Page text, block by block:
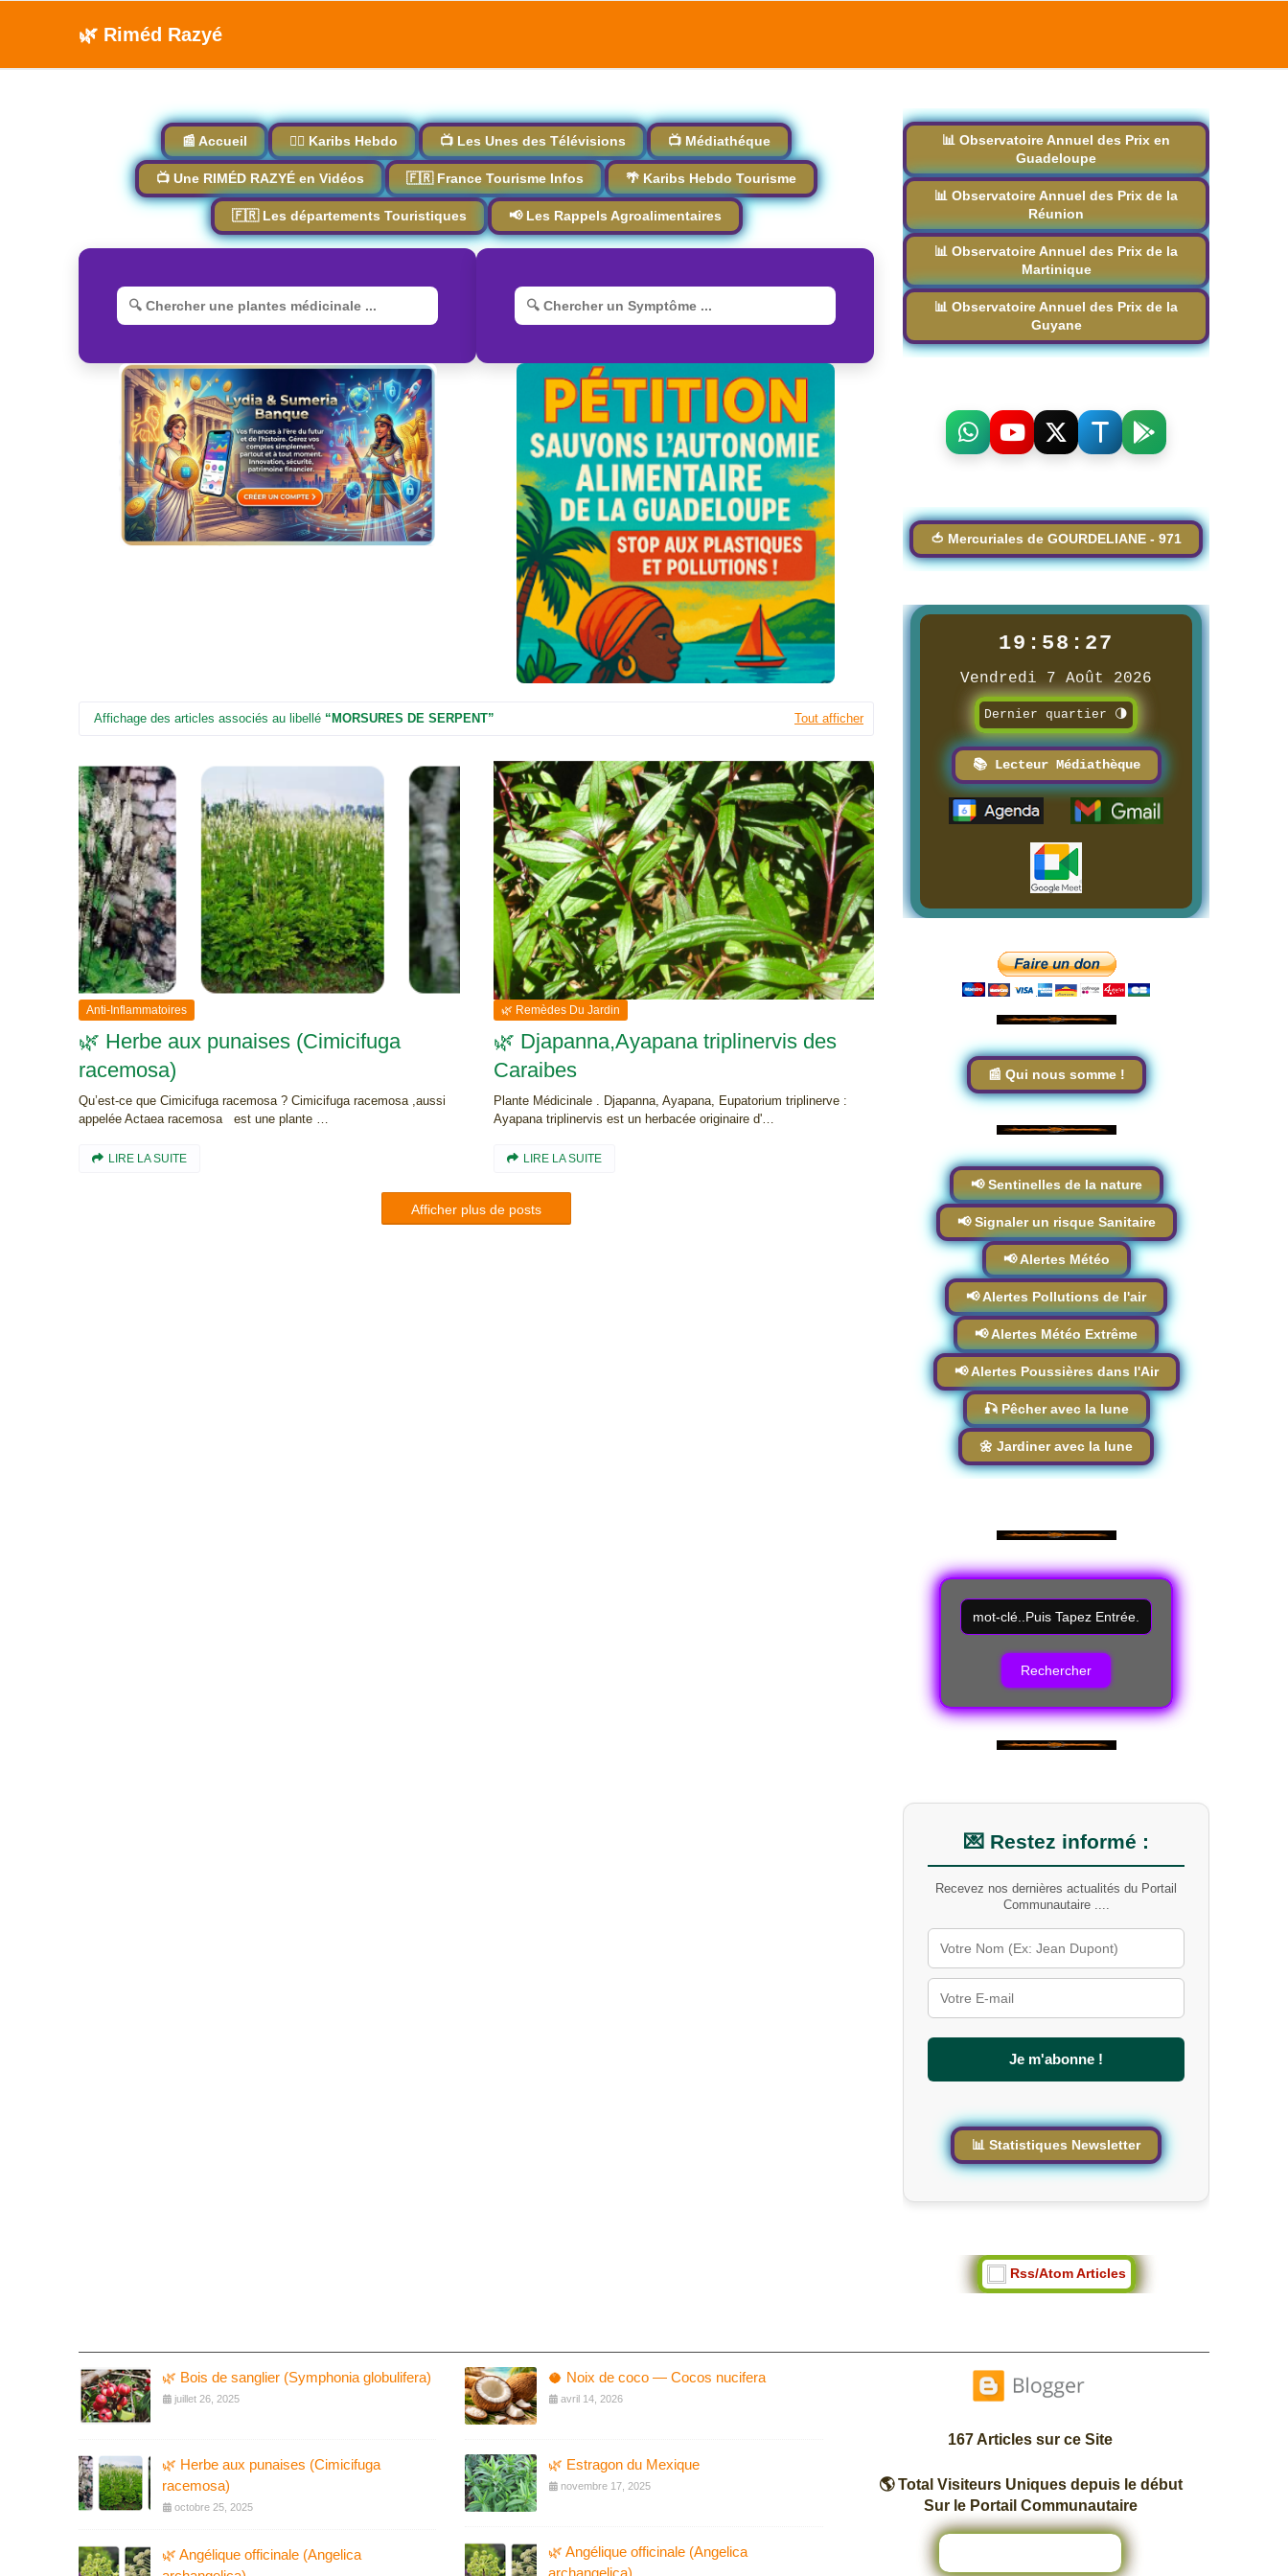
🌿 Riméd Razyé
📰 Accueil 🏴‍☠️ Karibs Hebdo 📺 Les Unes des Télévisions 📺 Médiathéque
📺 Une RIMÉD RAZYÉ en Vidéos 🇫🇷 France Tourisme Infos 🌴 Karibs Hebdo Tourisme
🇫🇷 Les départements Touristiques 📢 Les Rappels Agroalimentaires
Affichage des articles associés au libellé MORSURES DE SERPENT Tout afficher
Anti-Inflammatoires
🌿 Herbe aux punaises (Cimicifuga
racemosa)
Qu’est-ce que Cimicifuga racemosa ? Cimicifuga racemosa ,aussi
appelée Actaea racemosa est une plante …
LIRE LA SUITE
🌿 Remèdes Du Jardin
🌿 Djapanna,Ayapana triplinervis des
Caraibes
Plante Médicinale . Djapanna, Ayapana, Eupatorium triplinerve :
Ayapana triplinervis est un herbacée originaire d'…
LIRE LA SUITE
Afficher plus de posts
📊 Observatoire Annuel des Prix en
Guadeloupe
📊 Observatoire Annuel des Prix de la
Réunion
📊 Observatoire Annuel des Prix de la
Martinique
📊 Observatoire Annuel des Prix de la
Guyane
🍅 Mercuriales de GOURDELIANE - 971
19:58:28
Vendredi 7 Août 2026
Dernier quartier 🌗
📚 Lecteur Médiathèque
📰 Qui nous somme !
📢 Sentinelles de la nature
📢 Signaler un risque Sanitaire
📢 Alertes Météo
📢 Alertes Pollutions de l'air
📢 Alertes Météo Extrême
📢 Alertes Poussières dans l'Air
🎣 Pêcher avec la lune
🌼 Jardiner avec la lune
💌 Restez informé :
Recevez nos dernières actualités du Portail
Communautaire ....
Je m'abonne !
📊 Statistiques Newsletter
Rss/Atom Articles
🌿 Bois de sanglier (Symphonia globulifera)
juillet 26, 2025
🌿 Herbe aux punaises (Cimicifuga
racemosa)
octobre 25, 2025
🌿 Angélique officinale (Angelica
🥥 Noix de coco — Cocos nucifera
avril 14, 2026
🌿 Estragon du Mexique
novembre 17, 2025
🌿 Angélique officinale (Angelica
167 Articles sur ce Site
🌎 Total Visiteurs Uniques depuis le début
Sur le Portail Communautaire